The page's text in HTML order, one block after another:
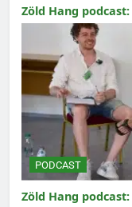
Zöld Hang
PODCAST
Zöld Hang